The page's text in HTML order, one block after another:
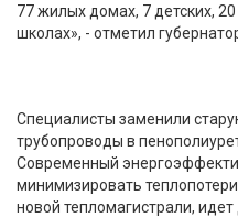
77 жилых домах, 7 детских,
школах», - отметил
Специалисты заменили
трубопроводы в
Современный
минимизировать
новой тепломагистрали,